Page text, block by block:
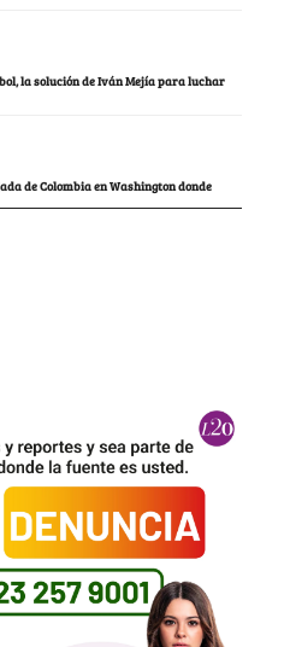
la solución de Iván Mejía para luchar
de Colombia en Washington donde